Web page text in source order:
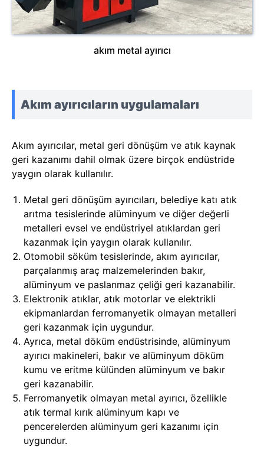
akım metal ayırıcı
Akım ayırıcıların uygulamaları
Akım ayırıcılar, metal geri dönüşüm ve atık kaynak
geri kazanımı dahil olmak üzere birçok endüstride
yaygın olarak kullanılır.
Metal geri dönüşüm ayırıcıları, belediye katı atık
arıtma tesislerinde alüminyum ve diğer değerli
metalleri evsel ve endüstriyel atıklardan geri
kazanmak için yaygın olarak kullanılır.
Otomobil söküm tesislerinde, akım ayırıcılar,
parçalanmış araç malzemelerinden bakır,
alüminyum ve paslanmaz çeliği geri kazanabilir.
Elektronik atıklar, atık motorlar ve elektrikli
ekipmanlardan ferromanyetik olmayan metalleri
geri kazanmak için uygundur.
Ayrıca, metal döküm endüstrisinde, alüminyum
ayırıcı makineleri, bakır ve alüminyum döküm
kumu ve eritme külünden alüminyum ve bakır
geri kazanabilir.
Ferromanyetik olmayan metal ayırıcı, özellikle
atık termal kırık alüminyum kapı ve
pencerelerden alüminyum geri kazanımı için
uygundur.